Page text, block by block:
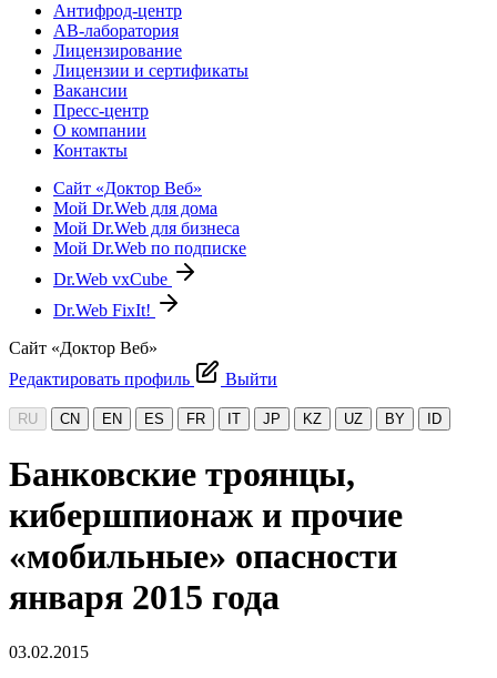
Антифрод-центр
АВ-лаборатория
Лицензирование
Лицензии и сертификаты
Вакансии
Пресс-центр
О компании
Контакты
Сайт «Доктор Веб»
Мой Dr.Web для дома
Мой Dr.Web для бизнеса
Мой Dr.Web по подписке
Dr.Web vxCube
Dr.Web FixIt!
Сайт «Доктор Веб»
Редактировать профиль
Выйти
RU CN EN ES FR IT JP KZ UZ BY ID
Банковские троянцы,
кибершпионаж и прочие
«мобильные» опасности
января 2015 года
03.02.2015